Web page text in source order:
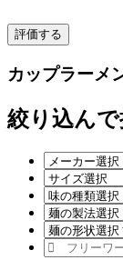
カップラーメ
絞り込ん